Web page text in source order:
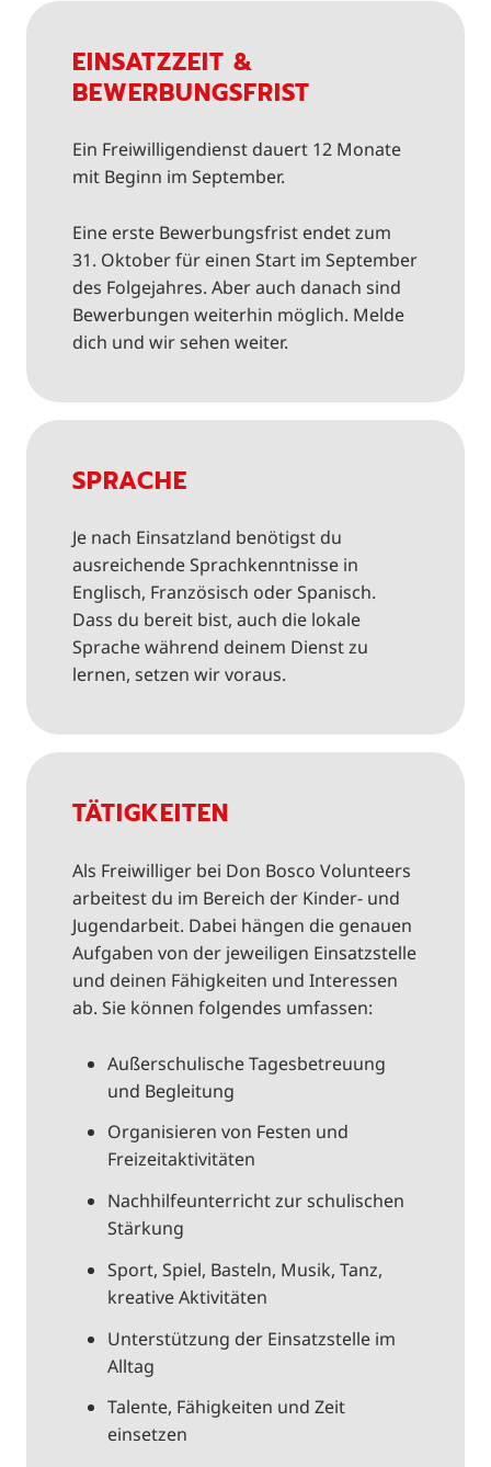
EINSATZZEIT &
BEWERBUNGSFRIST
Ein Freiwilligendienst dauert 12 Monate
mit Beginn im September.
Eine erste Bewerbungsfrist endet zum
31. Oktober für einen Start im September
des Folgejahres. Aber auch danach sind
Bewerbungen weiterhin möglich. Melde
dich und wir sehen weiter.
SPRACHE
Je nach Einsatzland benötigst du
ausreichende Sprachkenntnisse in
Englisch, Französisch oder Spanisch.
Dass du bereit bist, auch die lokale
Sprache während deinem Dienst zu
lernen, setzen wir voraus.
TÄTIGKEITEN
Als Freiwilliger bei Don Bosco Volunteers
arbeitest du im Bereich der Kinder- und
Jugendarbeit. Dabei hängen die genauen
Aufgaben von der jeweiligen Einsatzstelle
und deinen Fähigkeiten und Interessen
ab. Sie können folgendes umfassen:
Außerschulische Tagesbetreuung
und Begleitung
Organisieren von Festen und
Freizeitaktivitäten
Nachhilfeunterricht zur schulischen
Stärkung
Sport, Spiel, Basteln, Musik, Tanz,
kreative Aktivitäten
Unterstützung der Einsatzstelle im
Alltag
Talente, Fähigkeiten und Zeit
einsetzen